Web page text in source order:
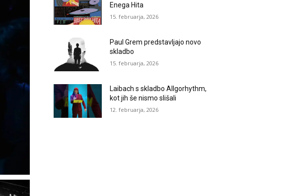
Enega Hita
15. februarja, 2026
Paul Grem predstavljajo novo
skladbo
15. februarja, 2026
Laibach s skladbo Allgorhythm,
kot jih še nismo slišali
12. februarja, 2026